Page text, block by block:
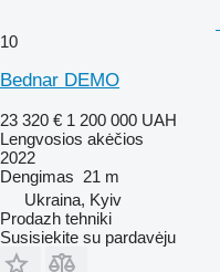
10
Bednar DEMO
23 320 € 1 200 000 UAH
Lengvosios akėčios
2022
Dengimas 21 m
Ukraina, Kyiv
Prodazh tehniki
Susisiekite su pardavėju